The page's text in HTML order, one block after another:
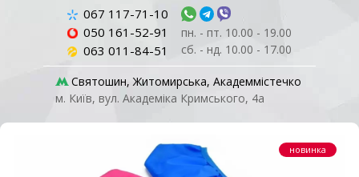
067 117-71-10
050 161-52-91
063 011-84-51
пн. - пт. 10.00 - 19.00
сб. - нд. 10.00 - 17.00
Святошин, Житомирська, Академмістечко
м. Київ, вул. Академіка Кримського, 4а
новинка